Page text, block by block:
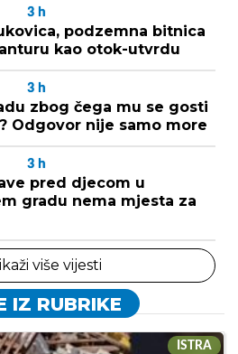
3 h
podzemna bitnica
kao otok-utvrdu
3 h
zbog čega mu se gosti
Odgovor nije samo more
3 h
pred djecom u
gradu nema mjesta za
više vijesti
IZ RUBRIKE
ISTRA